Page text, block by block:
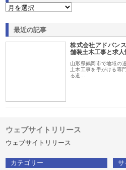
最近の記事
株式会社アドバン
舗装土木工事と求人
山形県鶴岡市で地域の
土木工事を手がける専
る道…
ウェブサイトリリース
ウェブサイトリリース
カテゴリー サ